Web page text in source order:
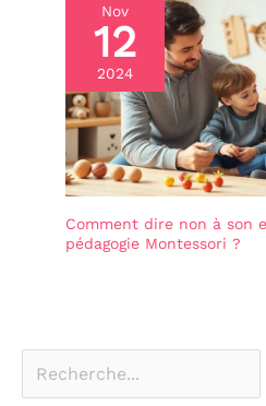
Nov
12
2024
Comment dire non à son
pédagogie Montessori ?